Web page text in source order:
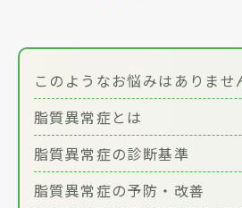
このようなお悩みはありませ
脂質異常症とは
脂質異常症の診断基準
脂質異常症の予防・改善